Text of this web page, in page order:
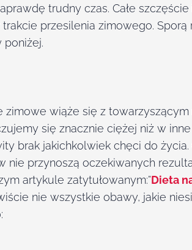
trudny czas. Całe szczęście
przesilenia zimowego. Sporą
poniżej.
wiąże się z towarzyszącym
się znacznie ciężej niż w
brak jakichkolwiek chęci do życia.
nie przynoszą oczekiwanych
artykule zatytułowanym:”Dieta
nie wszystkie obawy, jakie